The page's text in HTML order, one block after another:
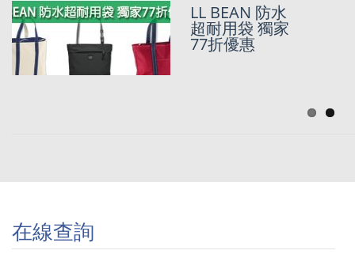
美國代購 :
$409對LL
LL BEAN 防水
超耐用袋 獨家
77折優惠
在線查詢